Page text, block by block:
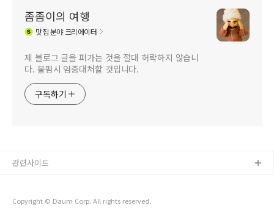
좀좀이의 여행
맛집분야 크리에이터
제 블로그 글을 퍼가는 것을 절대 허락하지 않습니
다. 불펌시 엄중대처할 것입니다.
구독하기
Copyright © Daum Corp. All rights reserved.
관련사이트